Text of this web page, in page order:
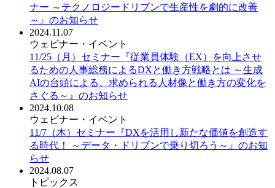
ナー ～テクノロジードリブンで生産性を劇的に改善
～』のお知らせ
2024.11.07
ウェビナー・イベント
11/25（月）セミナー『従業員体験（EX）を向上させ
るための人事総務によるDXと働き方戦略とは ～生成
AIの台頭による、求められる人材像と働き方の変化を
さぐる～』のお知らせ
2024.10.08
ウェビナー・イベント
11/7（木）セミナー『DXを活用し新たな価値を創造す
る時代！ ～データ・ドリブンで乗り切ろう～』のお知
らせ
2024.08.07
トピックス